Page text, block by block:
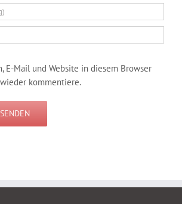
E-Mail und Website in diesem Browser
kommentiere.